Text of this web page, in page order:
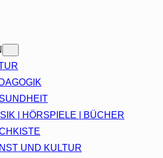
| HÖRSPIELE | BÜCHER
UND KULTUR